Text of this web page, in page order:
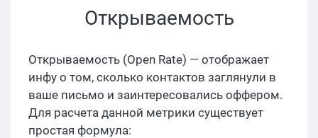
Открываемость
Открываемость (Open Rate) — отображает
инфу о том, сколько контактов заглянули в
ваше письмо и заинтересовались оффером.
Для расчета данной метрики существует
простая формула: